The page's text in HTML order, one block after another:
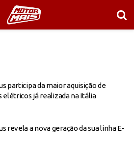
participa da maior aquisição de
elétricos já realizada na Itália
revela a nova geração da sua linha E-